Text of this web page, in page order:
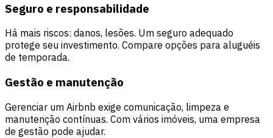
Seguro e responsabilidade
Há mais riscos: danos, lesões. Um seguro adequado
protege seu investimento. Compare opções para aluguéis
de temporada.
Gestão e manutenção
Gerenciar um Airbnb exige comunicação, limpeza e
manutenção contínuas. Com vários imóveis, uma empresa
de gestão pode ajudar.